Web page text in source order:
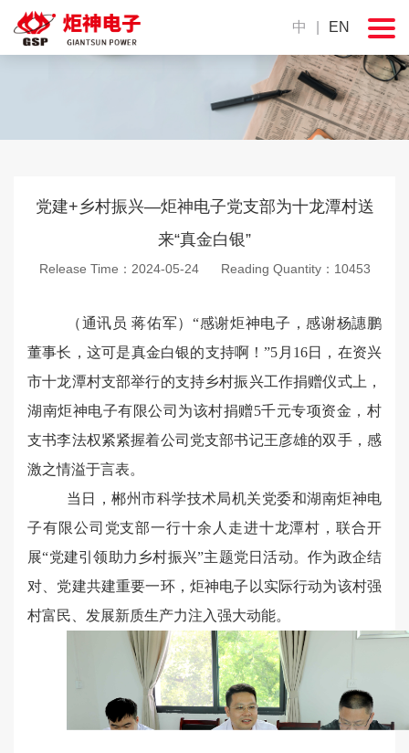
中 EN
党建+乡村振兴—炬神电子党支部为十龙潭村送
来“真金白银”
Release Time：2024-05-24 Reading Quantity：10453
（通讯员 蒋佑军）“感谢炬神电子，感谢杨譓鹏
董事长，这可是真金白银的支持啊！”5月16日，在资兴
市十龙潭村支部举行的支持乡村振兴工作捐赠仪式上，
湖南炬神电子有限公司为该村捐赠5千元专项资金，村
支书李法权紧紧握着公司党支部书记王彦雄的双手，感
激之情溢于言表。
当日，郴州市科学技术局机关党委和湖南炬神电
子有限公司党支部一行十余人走进十龙潭村，联合开
展“党建引领助力乡村振兴”主题党日活动。作为政企结
对、党建共建重要一环，炬神电子以实际行动为该村强
村富民、发展新质生产力注入强大动能。